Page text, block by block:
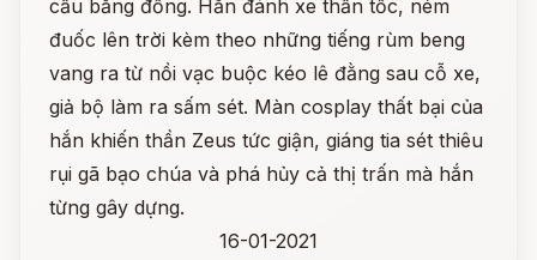
cầu bằng đồng. Hắn đánh xe thần tốc, ném
đuốc lên trời kèm theo những tiếng rùm beng
vang ra từ nồi vạc buộc kéo lê đằng sau cỗ xe,
giả bộ làm ra sấm sét. Màn cosplay thất bại của
hắn khiến thần Zeus tức giận, giáng tia sét thiêu
rụi gã bạo chúa và phá hủy cả thị trấn mà hắn
từng gây dựng.
16-01-2021